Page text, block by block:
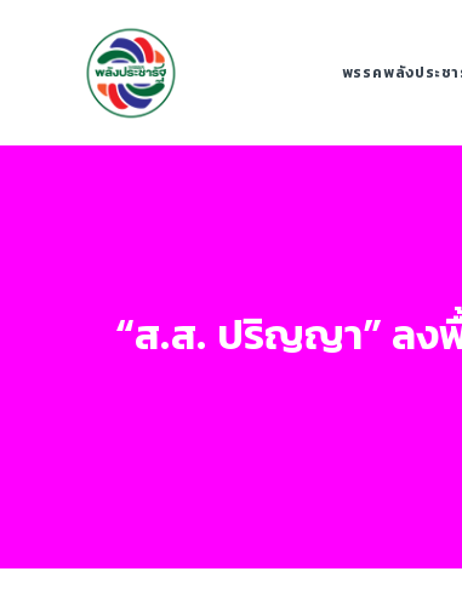
พรรคพลังประช
“ส.ส. ปริญญา” ลง